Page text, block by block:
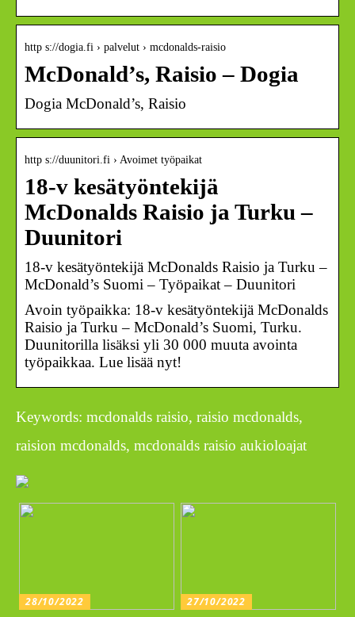
http s://dogia.fi › palvelut › mcdonalds-raisio
McDonald’s, Raisio – Dogia
Dogia McDonald’s, Raisio
http s://duunitori.fi › Avoimet työpaikat
18-v kesätyöntekijä
McDonalds Raisio ja Turku –
Duunitori
18-v kesätyöntekijä McDonalds Raisio ja Turku –
McDonald’s Suomi – Työpaikat – Duunitori
Avoin työpaikka: 18-v kesätyöntekijä McDonalds
Raisio ja Turku – McDonald’s Suomi, Turku.
Duunitorilla lisäksi yli 30 000 muuta avointa
työpaikkaa. Lue lisää nyt!
Keywords: mcdonalds raisio, raisio mcdonalds,
raision mcdonalds, mcdonalds raisio aukioloajat
28/10/2022 27/10/2022